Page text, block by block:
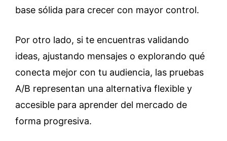
base sólida para crecer con mayor control.
Por otro lado, si te encuentras validando
ideas, ajustando mensajes o explorando qué
conecta mejor con tu audiencia, las pruebas
A/B representan una alternativa flexible y
accesible para aprender del mercado de
forma progresiva.